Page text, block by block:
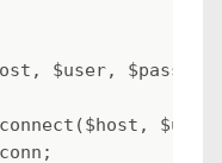
$user, $passwd,